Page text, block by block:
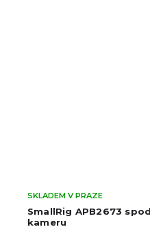
SmallRig APB2673
kameru
SKLADEM V PRAZE